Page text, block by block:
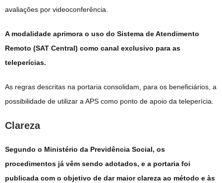
avaliações por videoconferência.
A modalidade aprimora o uso do Sistema de Atendimento
Remoto (SAT Central) como canal exclusivo para as
teleperícias.
As regras descritas na portaria consolidam, para os beneficiários, a
possibilidade de utilizar a APS como ponto de apoio da teleperícia.
Clareza
Segundo o Ministério da Previdência Social, os
procedimentos já vêm sendo adotados, e a portaria foi
publicada com o objetivo de dar maior clareza ao método e às